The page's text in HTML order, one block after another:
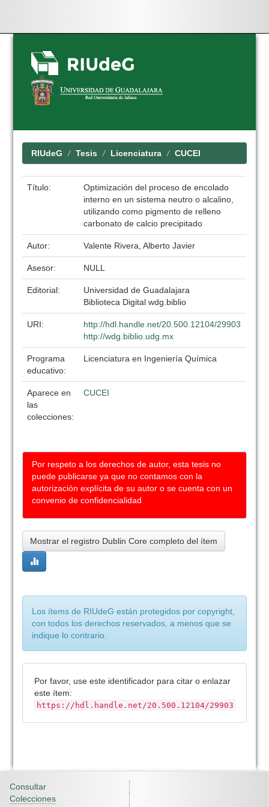
Skip
navigation
RIUdeG Tesis Licenciatura CUCEI
Título:
Optimización del proceso de encolado
interno en un sistema neutro o alcalino,
utilizando como pigmento de relleno
carbonato de calcio precipitado
Autor: Valente Rivera, Alberto Javier
Asesor: NULL
Editorial:
Universidad de Guadalajara
Biblioteca Digital wdg.biblio
URI:
http://hdl.handle.net/20.500.12104/29903
http://wdg.biblio.udg.mx
Programa
educativo:
Licenciatura en Ingeniería Química
Aparece en
las
colecciones:
CUCEI
Por respeto a los derechos de autor, esta tesis no
puede publicarse ya que no contamos con la
autorización explícita de su autor o se cuenta con un
convenio de confidencialidad
Mostrar el registro Dublin Core completo del ítem
Los ítems de RIUdeG están protegidos por copyright,
con todos los derechos reservados, a menos que se
indique lo contrario.
Por favor, use este identificador para citar o enlazar
este ítem:
https://hdl.handle.net/20.500.12104/29903
Consultar
Colecciones